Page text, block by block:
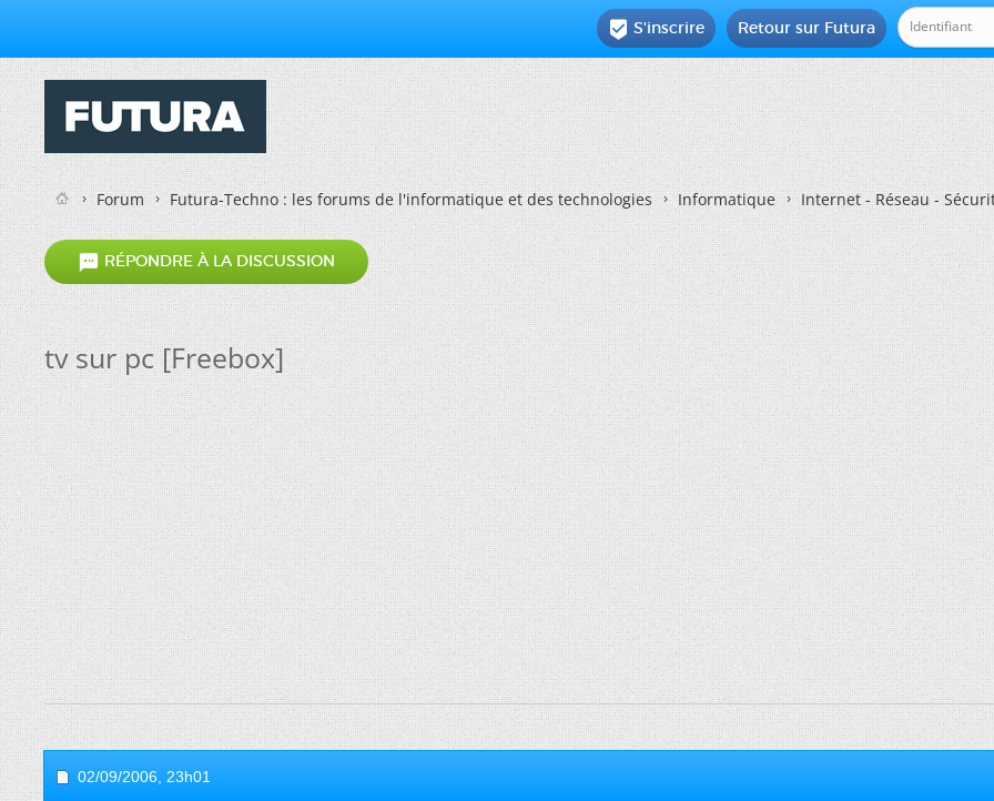
Retour sur Futura
 S'inscrire
Forum Futura-Techno : les forums de l'informatique et des technologies Informatique Internet - Réseau -
 RÉPONDRE À LA DISCUSSION
tv sur pc [Freebox]
02/09/2006, 23h01